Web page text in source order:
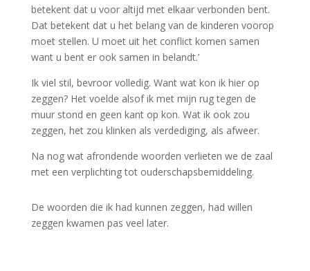
betekent dat u voor altijd met elkaar verbonden bent.
Dat betekent dat u het belang van de kinderen voorop
moet stellen. U moet uit het conflict komen samen
want u bent er ook samen in belandt.’
Ik viel stil, bevroor volledig. Want wat kon ik hier op
zeggen? Het voelde alsof ik met mijn rug tegen de
muur stond en geen kant op kon. Wat ik ook zou
zeggen, het zou klinken als verdediging, als afweer.
Na nog wat afrondende woorden verlieten we de zaal
met een verplichting tot ouderschapsbemiddeling.
De woorden die ik had kunnen zeggen, had willen
zeggen kwamen pas veel later.